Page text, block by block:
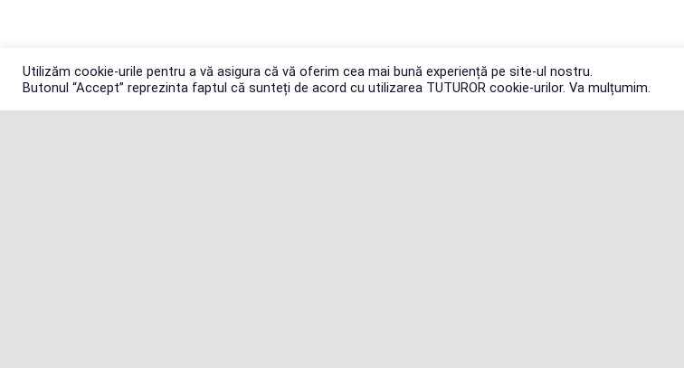
Utilizăm cookie-urile pentru a vă asigura că vă oferim cea mai bună experiență pe site-ul nostru.
Butonul “Accept” reprezinta faptul că sunteți de acord cu utilizarea TUTUROR cookie-urilor. Va mulțumim.